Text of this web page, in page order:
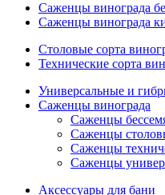
Саженцы винограда
Саженцы винограда
Столовые сорта
Технические сорта
Универсальные и
Саженцы винограда
Саженцы
Саженцы
Саженцы
Саженцы
Аксессуары для бани